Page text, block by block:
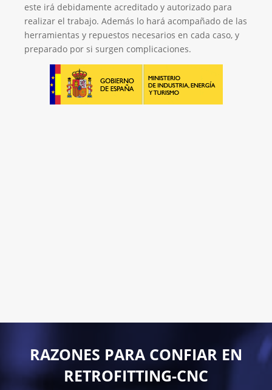
este irá debidamente acreditado y autorizado para
realizar el trabajo. Además lo hará acompañado de las
herramientas y repuestos necesarios en cada caso, y
preparado por si surgen complicaciones.
RAZONES PARA CONFIAR EN
RETROFITTING-CNC